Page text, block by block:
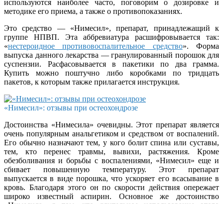
используются наиболее часто, поговорим о дозировке и
методике его приема, а также о противопоказаниях.
Это средство — «Нимесил», препарат, принадлежащий к
группе НПВП. Эта аббревиатура расшифровывается так:
«нестероидное противовоспалительное средство». Форма
выпуска данного лекарства — гранулированный порошок для
суспензии. Расфасовывается в пакетики по два грамма.
Купить можно поштучно либо коробками по тридцать
пакетов, к которым также прилагается инструкция.
«Нимесил»: отзывы при остеохондрозе
Достоинства «Нимесила» очевидны. Этот препарат является
очень популярным анальгетиком и средством от воспалений.
Его обычно назначают тем, у кого болит спина или суставы,
тем, кто перенес травмы, вывихи, растяжения. Кроме
обезболивания и борьбы с воспалениями, «Нимесил» еще и
сбивает повышенную температуру. Этот препарат
выпускается в виде порошка, что ускоряет его всасывание в
кровь. Благодаря этого он по скорости действия опережает
широко известный аспирин. Основное же достоинство